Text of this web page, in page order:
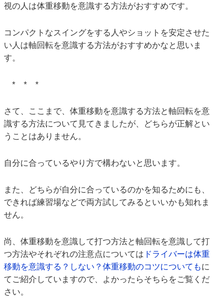
視の人は体重移動を意識する方法がおすすめです。
コンパクトなスイングをする人やショットを安定させた
い人は軸回転を意識する方法がおすすめかなと思いま
す。
* * *
さて、ここまで、体重移動を意識する方法と軸回転を意
識する方法について見てきましたが、どちらが正解とい
うことはありません。
自分に合っているやり方で構わないと思います。
また、どちらが自分に合っているのかを知るためにも、
できれば練習場などで両方試してみるといいかも知れま
せん。
尚、体重移動を意識して打つ方法と軸回転を意識して打
つ方法やそれぞれの注意点については ドライバーは体重
移動を意識する？しない？体重移動のコツについてもに
てご紹介していますので、よかったらそちらをご覧くだ
さい。